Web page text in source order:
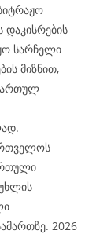
დაკისრების
სარჩელი
მიზნით,
2026